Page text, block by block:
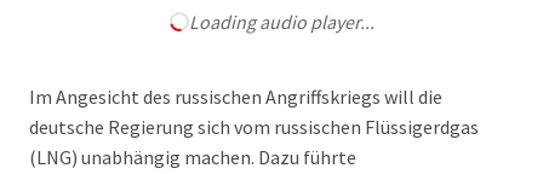
Loading audio player...
Im Angesicht des russischen Angriffskriegs will die
deutsche Regierung sich vom russischen Flüssigerdgas
(LNG) unabhängig machen. Dazu führte